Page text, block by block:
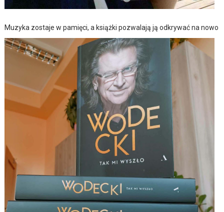
Muzyka zostaje w pamięci, a książki pozwalają ją odkrywać na nowo